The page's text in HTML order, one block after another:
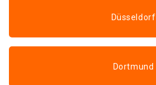
Düsseldorf
Dortmund